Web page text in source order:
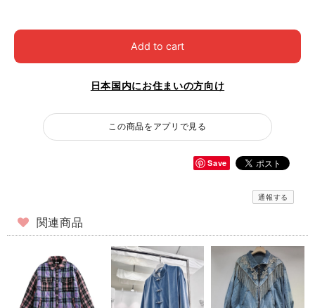
Add to cart
日本国内にお住まいの方向け
この商品をアプリで見る
Save
通報する
関連商品